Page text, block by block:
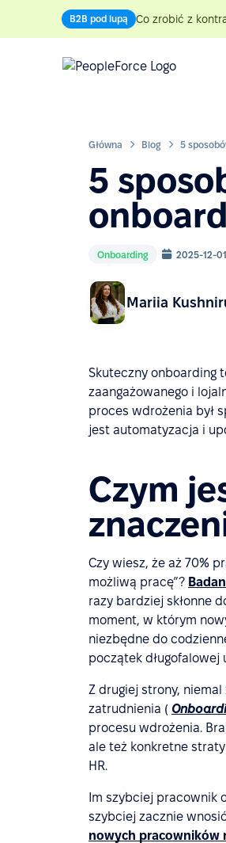
B2B pod lupą Co zrobić z
Główna Blog
5
Onboarding 2025-12-01
Mariia
Skuteczny onboarding
zaangażowanego i
proces wdrożenia był
jest automatyzacja i
Czym
Czy wiesz, że aż 70%
możliwą pracę”?
razy bardziej skłonne
moment, w którym
niezbędne do
początek długofalowej
Z drugiej strony,
zatrudnienia (
procesu wdrożenia.
ale też konkretne
HR.
Im szybciej pracownik
szybciej zacznie
nowych pracowników